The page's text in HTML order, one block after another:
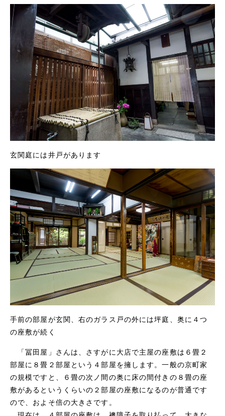
玄関庭には井戸があります
手前の部屋が玄関、右のガラス戸の外には坪庭、奥に４つ
の座敷が続く
「冨田屋」さんは、さすがに大店で主屋の座敷は６畳２
部屋に８畳２部屋という４部屋を擁します。一般の京町家
の規模ですと、６畳の次ノ間の奥に床の間付きの８畳の座
敷があるというくらいの２部屋の座敷になるのが普通です
ので、およそ倍の大きさです。